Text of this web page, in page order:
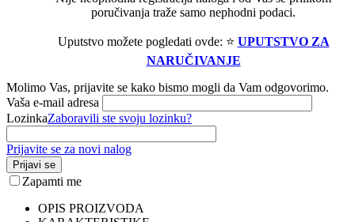
poručivanja traže samo nephodni podaci.
Uputstvo možete pogledati ovde: ⭐ UPUTSTVO ZA
NARUČIVANJE
Molimo Vas, prijavite se kako bismo mogli da Vam odgovorimo.
Vaša e-mail adresa
LozinkaZaboravili ste svoju lozinku?
Prijavite se za novi nalog
Prijavi se
Zapamti me
OPIS PROIZVODA